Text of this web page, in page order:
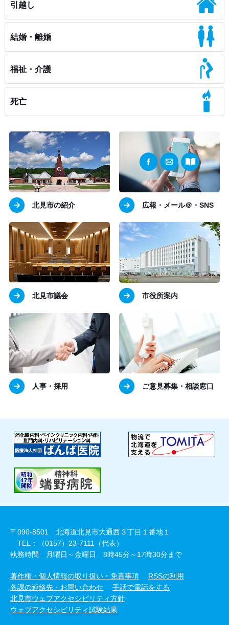
引越し
結婚・離婚
福祉・介護
死亡
北見市の紹介 広報・メール＠・SNS
北見市議会 市役所案内
人事・採用 ご意見募集・相談窓口
〒090-8501 北海道北見市大通西３丁目１番地１
TEL：（0157）23-7111（代表）
執務時間 月曜日～金曜日 8時45分～17時30分まで
著作権・個人情報の取り扱い・免責事項
RSSの利用
各課の連絡先・お問い合わせ
手話で電話をする
北見市ウェブアクセシビリティ方針
ウェブアクセシビリティ試験結果